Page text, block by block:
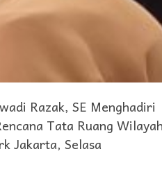
Razak, SE Menghadiri
Tata Ruang Wilayah
Jakarta, Selasa